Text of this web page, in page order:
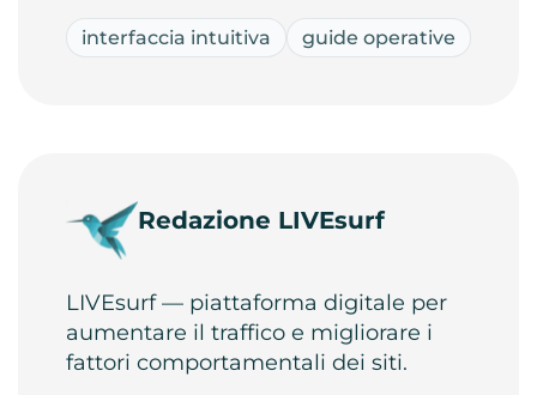
interfaccia intuitiva guide operative
Redazione LIVEsurf
LIVEsurf — piattaforma digitale per
aumentare il traffico e migliorare i
fattori comportamentali dei siti.